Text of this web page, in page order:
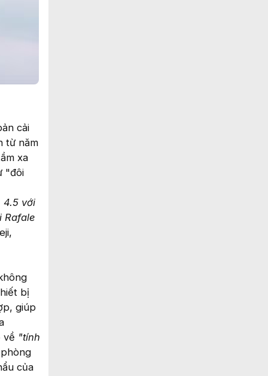
cải
từ năm
xa
"đôi
4.5 với
Rafale
bị
giúp
về "tính
của